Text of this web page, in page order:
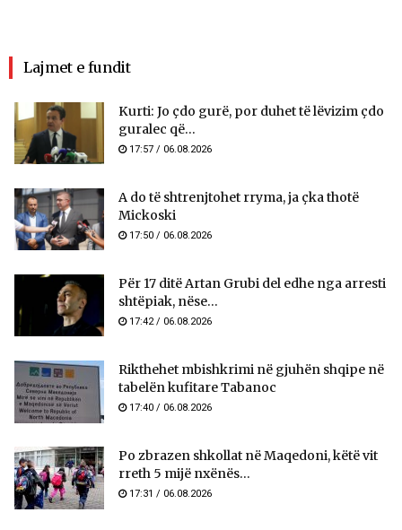
Lajmet e fundit
Kurti: Jo çdo gurë, por duhet të lëvizim çdo
guralec që...
17:57 / 06.08.2026
A do të shtrenjtohet rryma, ja çka thotë
Mickoski
17:50 / 06.08.2026
Për 17 ditë Artan Grubi del edhe nga arresti
shtëpiak, nëse...
17:42 / 06.08.2026
Rikthehet mbishkrimi në gjuhën shqipe në
tabelën kufitare Tabanoc
17:40 / 06.08.2026
Po zbrazen shkollat në Maqedoni, këtë vit
rreth 5 mijë nxënës...
17:31 / 06.08.2026